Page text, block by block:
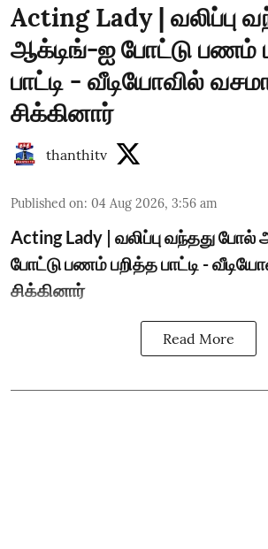
Acting Lady | வலிப்பு
ஆக்டிங்-ஐ போட்டு பணம்
பாட்டி - வீடியோவில்
சிக்கினார்
thanthitv
Published on: 04 Aug 2026, 3:56 am
Acting Lady | வலிப்பு வந்தது
போட்டு பணம் பறித்த பாட்டி -
சிக்கினார்
Read More